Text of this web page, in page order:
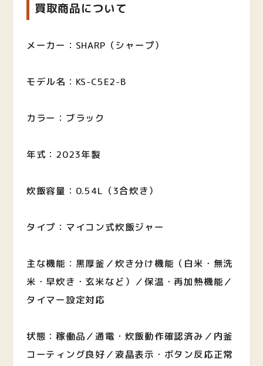
買取商品について
メーカー：SHARP（シャープ）
モデル名：KS-C5E2-B
カラー：ブラック
年式：2023年製
炊飯容量：0.54L（3合炊き）
タイプ：マイコン式炊飯ジャー
主な機能：黒厚釜／炊き分け機能（白米・無洗
米・早炊き・玄米など）／保温・再加熱機能／
タイマー設定対応
状態：稼働品／通電・炊飯動作確認済み／内釜
コーティング良好／液晶表示・ボタン反応正常